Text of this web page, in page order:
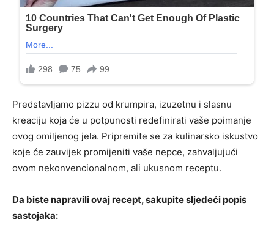
Predstavljamo pizzu od krumpira, izuzetnu i slasnu
kreaciju koja će u potpunosti redefinirati vaše poimanje
ovog omiljenog jela. Pripremite se za kulinarsko iskustvo
koje će zauvijek promijeniti vaše nepce, zahvaljujući
ovom nekonvencionalnom, ali ukusnom receptu.
Da biste napravili ovaj recept, sakupite sljedeći popis
sastojaka: